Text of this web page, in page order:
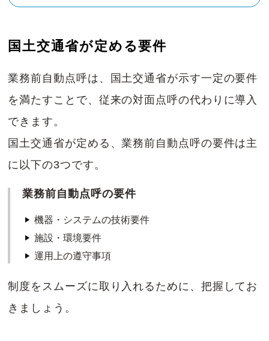
国土交通省が定める要件
業務前自動点呼は、国土交通省が示す一定の要件
を満たすことで、従来の対面点呼の代わりに導入
できます。
国土交通省が定める、業務前自動点呼の要件は主
に以下の3つです。
業務前自動点呼の要件
機器・システムの技術要件
施設・環境要件
運用上の遵守事項
制度をスムーズに取り入れるために、把握してお
きましょう。